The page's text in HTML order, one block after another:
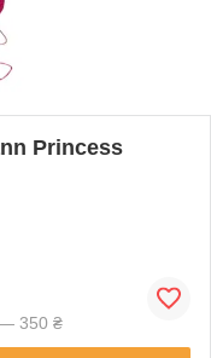
Princess
— 350 ₴